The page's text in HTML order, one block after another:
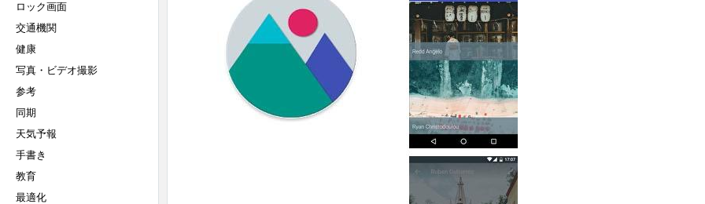
ロック画面
交通機関
健康
写真・ビデオ撮影
参考
同期
天気予報
手書き
教育
最適化